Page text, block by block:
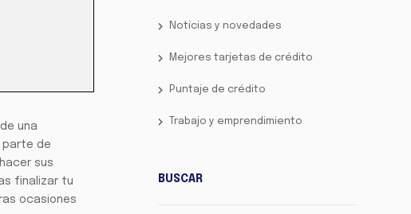
una
parte de
sus
finalizar tu
ocasiones
Noticias y novedades
Mejores tarjetas de crédito
Puntaje de crédito
Trabajo y emprendimiento
BUSCAR